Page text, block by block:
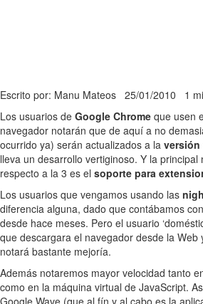
Escrito por: Manu Mateos 25/01/2010 1
Los usuarios de Google Chrome que usen
navegador notarán que de aquí a no
ocurrido ya) serán actualizados a la versión
lleva un desarrollo vertiginoso. Y la
respecto a la 3 es el soporte para
Los usuarios que vengamos usando las
diferencia alguna, dado que contábamos
desde hace meses. Pero el usuario
que descargara el navegador desde la Web
notará bastante mejoría.
Además notaremos mayor velocidad tanto
como en la máquina virtual de JavaScript.
Google Wave (que al fín y al cabo es la